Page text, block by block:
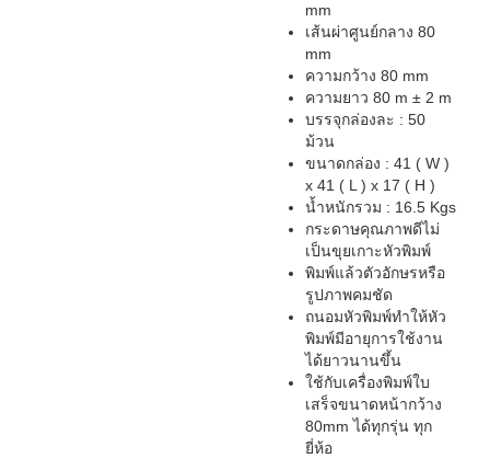
mm
เส้นผ่าศูนย์กลาง 80
mm
ความกว้าง 80 mm
ความยาว 80 m ± 2 m
บรรจุกล่องละ : 50
ม้วน
ขนาดกล่อง : 41 ( W )
x 41 ( L ) x 17 ( H )
น้ำหนักรวม : 16.5 Kgs
กระดาษคุณภาพดีไม่
เป็นขุยเกาะหัวพิมพ์
พิมพ์แล้วตัวอักษรหรือ
รูปภาพคมชัด
ถนอมหัวพิมพ์ทำให้หัว
พิมพ์มีอายุการใช้งาน
ได้ยาวนานขึ้น
ใช้กับเครื่องพิมพ์ใบ
เสร็จขนาดหน้ากว้าง
80mm ได้ทุกรุ่น ทุก
ยี่ห้อ​